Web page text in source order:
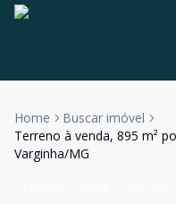
Home
Buscar imóvel
Terreno à venda, 895 m²
Varginha/MG